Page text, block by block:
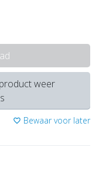
weer
favorite_border Bewaar voor later